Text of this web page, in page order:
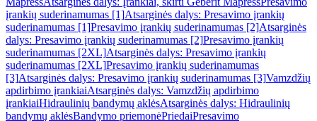
įrankių suderinamumas [1]Atsarginės dalys: Presavimo įrankių
suderinamumas [1]Presavimo įrankių suderinamumas [2]Atsarginės
dalys: Presavimo įrankių suderinamumas [2]Presavimo įrankių
suderinamumas [2XL]Atsarginės dalys: Presavimo įrankių
suderinamumas [2XL]Presavimo įrankių suderinamumas
[3]Atsarginės dalys: Presavimo įrankių suderinamumas [3]Vamzdžių
apdirbimo įrankiaiAtsarginės dalys: Vamzdžių apdirbimo
įrankiaiHidraulinių bandymų aklėsAtsarginės dalys: Hidraulinių
bandymų aklėsBandymo priemonėPriedaiPresavimo